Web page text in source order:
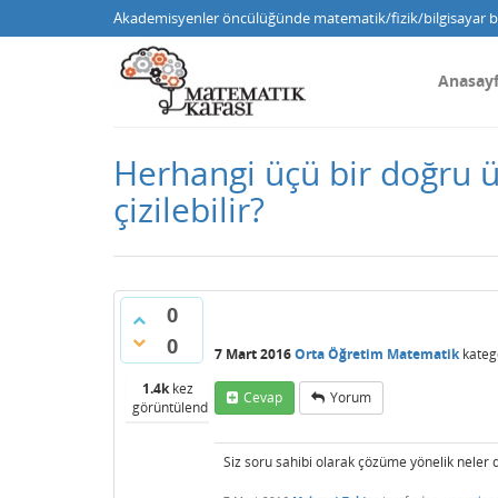
Akademisyenler öncülüğünde matematik/fizik/bilgisayar
Herhangi üçü bir doğru
çizilebilir?
0
0
1.4kkez
görüntülendi
7 Mart 2016Orta Öğretim Matematik
Cevap Yorum
Siz soru sahibi olarak çözüme yönelik neler